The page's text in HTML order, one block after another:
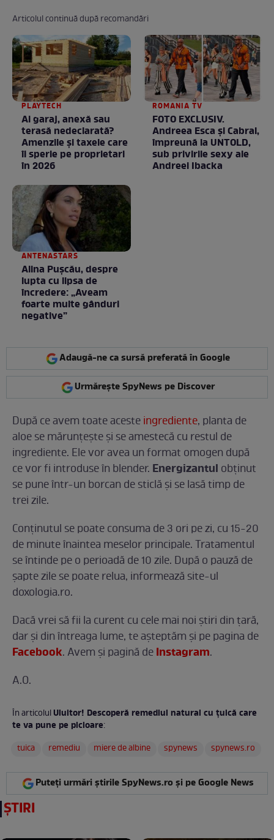
Articolul continuă după recomandări
PLAYTECH
Ai garaj, anexă sau
terasă nedeclarată?
Amenzile și taxele care
îi sperie pe proprietari
în 2026
ROMANIA TV
FOTO EXCLUSIV.
Andreea Esca şi Cabral,
împreună la UNTOLD,
sub privirile sexy ale
Andreei Ibacka
ANTENASTARS
Alina Pușcău, despre
lupta cu lipsa de
încredere: „Aveam
foarte multe gânduri
negative”
Adaugă-ne ca sursă preferată în Google
Urmărește SpyNews pe Discover
După ce avem toate acesteingrediente, planta de
aloe se mărunțește și se amestecă cu restul de
ingrediente. Ele vor avea un format omogen după
ce vor fi introduse în blender. Energizantul obţinut
se pune într-un borcan de sticlă şi se lasă timp de
trei zile.
Conţinutul se poate consuma de 3 ori pe zi, cu 15-20
de minute înaintea meselor principale. Tratamentul
se întinde pe o perioadă de 10 zile. După o pauză de
şapte zile se poate relua, informează site-ul
doxologia.ro.
Dacă vrei să fii la curent cu cele mai noi ştiri din ţară,
dar şi din întreaga lume, te așteptăm și pe pagina de
Facebook. Avem şi pagină deInstagram.
A.O.
În articolulUluitor! Descoperă remediul natural cu ţuică care
te va pune pe picioare:
tuica
remediu miere de albine spynews spynews.ro
Puteți urmări știrile SpyNews.ro și pe Google News
ȘTIRI